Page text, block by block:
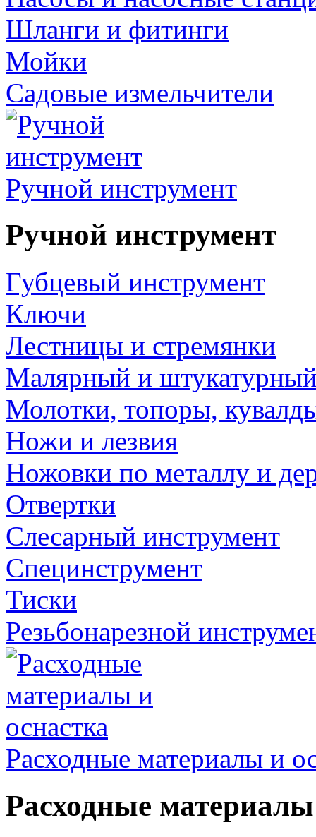
Шланги и фитинги
Мойки
Садовые измельчители
Ручной инструмент
Ручной инструмент
Губцевый инструмент
Ключи
Лестницы и стремянки
Малярный и
Молотки, топоры,
Ножи и лезвия
Ножовки по металлу и
Отвертки
Слесарный инструмент
Специнструмент
Тиски
Резьбонарезной
Расходные материалы и
Расходные